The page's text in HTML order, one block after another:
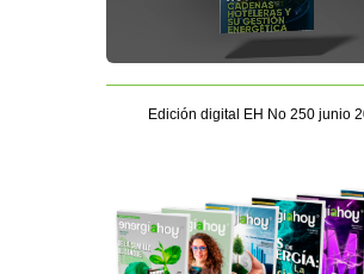
Edición digital EH No 250 junio